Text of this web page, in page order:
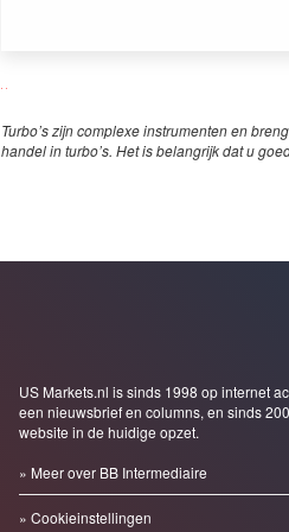
Turbo’s zijn complexe instrumenten en
handel in turbo’s. Het is belangrijk dat u
US Markets.nl is sinds 1998 op internet
een nieuwsbrief en columns, en sinds
website in de huidige opzet.
» Meer over BB Intermediaire
» Cookieinstellingen